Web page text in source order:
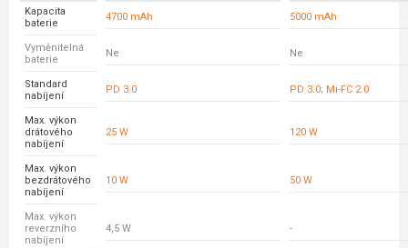
Kapacita
baterie
4700 mAh 5000 mAh
Vyměnitelná
baterie
Ne Ne
Standard
nabíjení
PD 3.0 PD 3.0; Mi-FC 2.0
Max. výkon
drátového
nabíjení
25 W 120 W
Max. výkon
bezdrátového
nabíjení
10 W 50 W
Max. výkon
reverzního
nabíjení
4,5 W -